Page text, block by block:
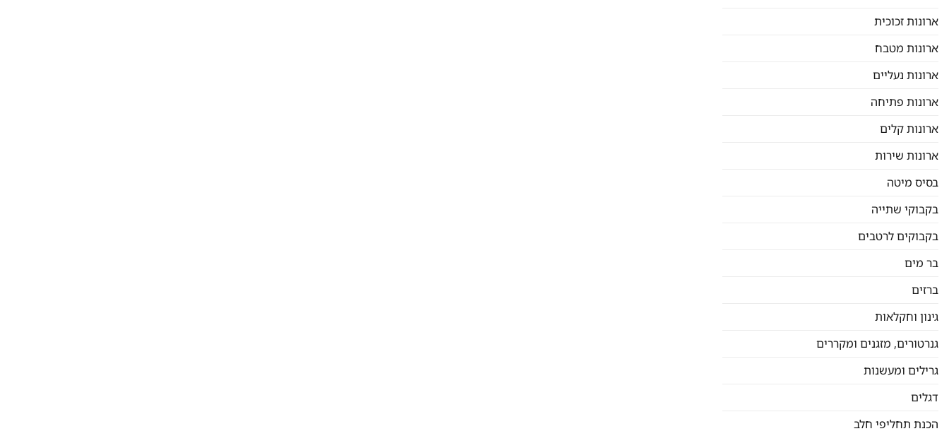
ארונות זכוכית
ארונות מטבח
ארונות נעליים
ארונות פתיחה
ארונות קלים
ארונות שירות
בסיס מיטה
בקבוקי שתייה
בקבוקים לרטבים
בר מים
ברזים
גינון וחקלאות
גנרטורים, מזגנים ומקררים
גרילים ומעשנות
דגלים
הכנת תחליפי חלב